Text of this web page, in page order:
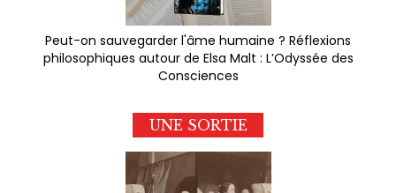
Peut-on sauvegarder l'âme humaine ? Réflexions
philosophiques autour de Elsa Malt : L’Odyssée des
Consciences
UNE SORTIE